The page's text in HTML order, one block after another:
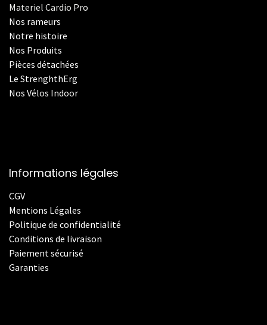
Materiel Cardio Pro
Nos rameurs
Notre histoire
Nos Produits
Pièces détachées
Le StrenghthErg
Nos Vélos Indoor
Informations légales
CGV
Mentions Légales
Politique de confidentialité
Conditions de livraison
Paiement sécurisé
Garanties